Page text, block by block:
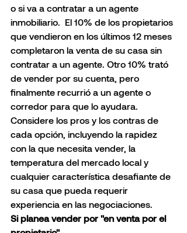
o si va a contratar a un agente
inmobiliario.  El 10% de los propietarios
que vendieron en los últimos 12 meses
completaron la venta de su casa sin
contratar a un agente. Otro 10% trató
de vender por su cuenta, pero
finalmente recurrió a un agente o
corredor para que lo ayudara.
Considere los pros y los contras de
cada opción, incluyendo la rapidez
con la que necesita vender, la
temperatura del mercado local y
cualquier característica desafiante de
su casa que pueda requerir
experiencia en las negociaciones.
Si planea vender por "en venta por el